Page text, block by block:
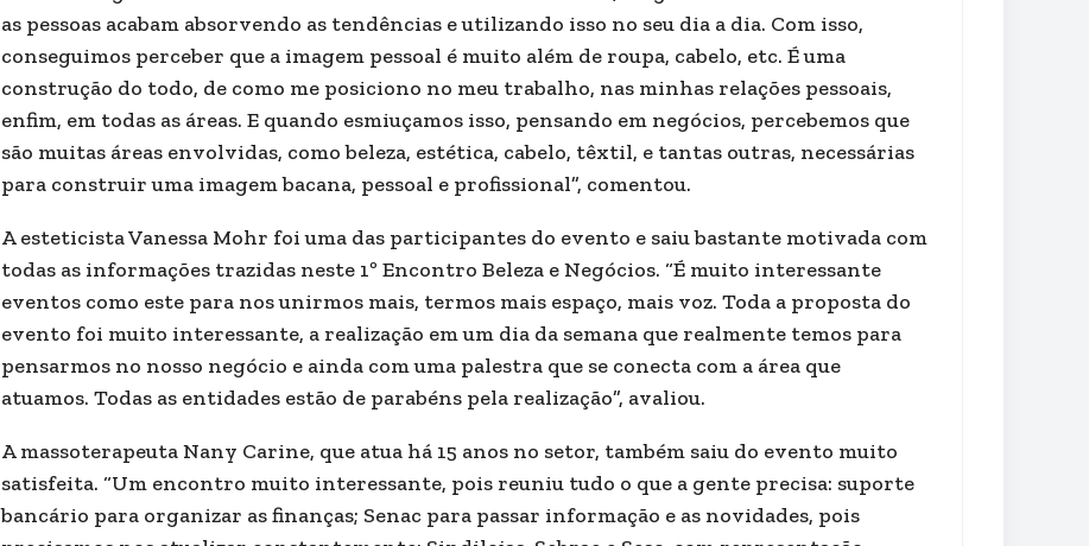
as pessoas acabam absorvendo as tendências e utilizando isso no seu dia a dia. Com isso,
conseguimos perceber que a imagem pessoal é muito além de roupa, cabelo, etc. É uma
construção do todo, de como me posiciono no meu trabalho, nas minhas relações pessoais,
enfim, em todas as áreas. E quando esmiuçamos isso, pensando em negócios, percebemos que
são muitas áreas envolvidas, como beleza, estética, cabelo, têxtil, e tantas outras, necessárias
para construir uma imagem bacana, pessoal e profissional”, comentou.
A esteticista Vanessa Mohr foi uma das participantes do evento e saiu bastante motivada com
todas as informações trazidas neste 1º Encontro Beleza e Negócios. “É muito interessante
eventos como este para nos unirmos mais, termos mais espaço, mais voz. Toda a proposta do
evento foi muito interessante, a realização em um dia da semana que realmente temos para
pensarmos no nosso negócio e ainda com uma palestra que se conecta com a área que
atuamos. Todas as entidades estão de parabéns pela realização”, avaliou.
A massoterapeuta Nany Carine, que atua há 15 anos no setor, também saiu do evento muito
satisfeita. “Um encontro muito interessante, pois reuniu tudo o que a gente precisa: suporte
bancário para organizar as finanças; Senac para passar informação e as novidades, pois